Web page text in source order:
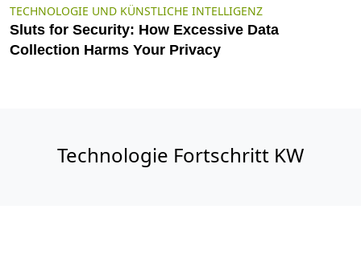
TECHNOLOGIE UND KÜNSTLICHE INTELLIGENZ
Sluts for Security: How Excessive Data
Collection Harms Your Privacy
Technologie Fortschritt KW